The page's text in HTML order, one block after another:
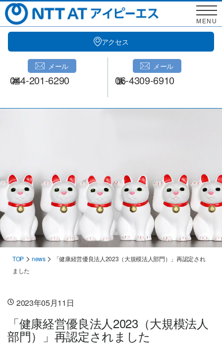
Skip
to
content
アクセス
メール
044-201-6290
メール
06-4309-6910
MENU
TOP > news>
「健康経営優良法人2023（大規模法人部門）」再認定され
ました
2023年05月11日
「健康経営優良法人2023（大規模法人
部門）」再認定されました